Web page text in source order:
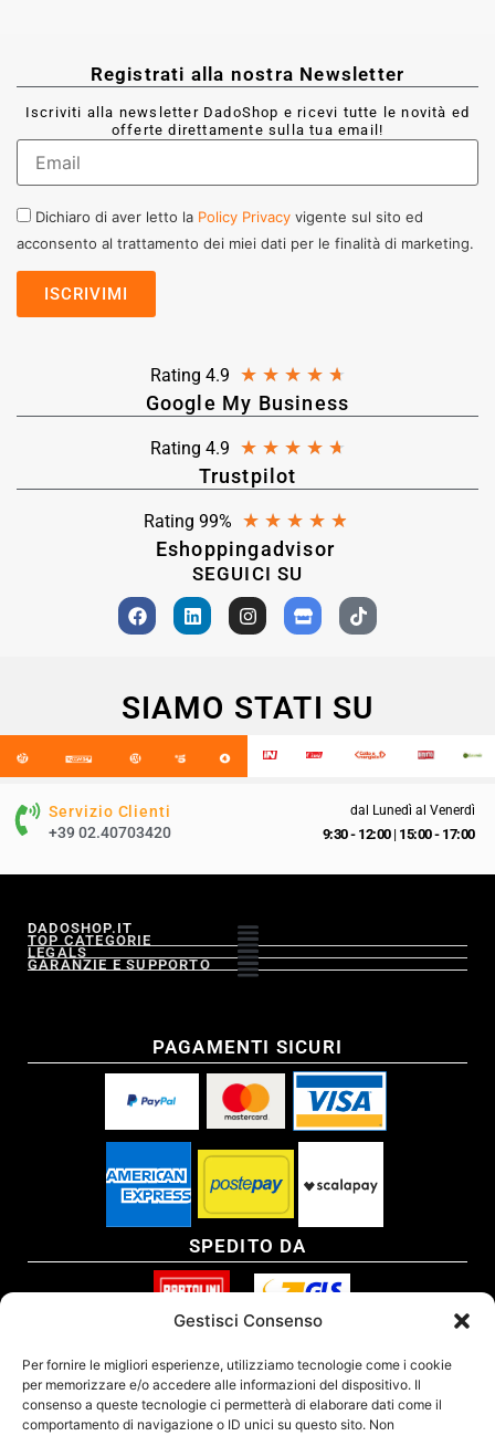
Gestisci Consenso
Per fornire le migliori esperienze, utilizziamo tecnologie come i cookie
per memorizzare e/o accedere alle informazioni del dispositivo. Il
consenso a queste tecnologie ci permetterà di elaborare dati come il
comportamento di navigazione o ID unici su questo sito. Non
Registrati alla nostra Newsletter
Iscriviti alla newsletter DadoShop e ricevi tutte le novità ed
offerte direttamente sulla tua email!
Dichiaro di aver letto la Policy Privacy vigente sul sito ed
acconsento al trattamento dei miei dati per le finalità di marketing.
Rating 4.9 ★ ★ ★ ★ ★
Google My Business
Rating 4.9 ★ ★ ★ ★ ★
Trustpilot
Rating 99% ★ ★ ★ ★ ★
Eshoppingadvisor
SEGUICI SU
SIAMO STATI SU
Servizio Clienti
+39 02.40703420
dal Lunedì al Venerdì
9:30 - 12:00| 15:00 - 17:00
DADOSHOP.IT
TOP CATEGORIE
LEGALS
GARANZIE E SUPPORTO
PAGAMENTI SICURI
SPEDITO DA